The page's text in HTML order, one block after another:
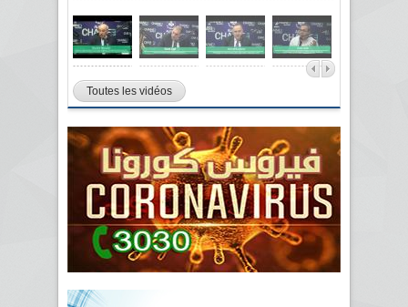
Toutes les vidéos